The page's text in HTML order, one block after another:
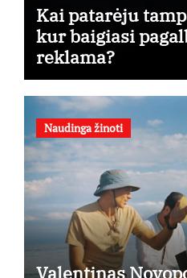
Kai patarėju
kur baigiasi
reklama?
Naudinga žinoti
Valentinas